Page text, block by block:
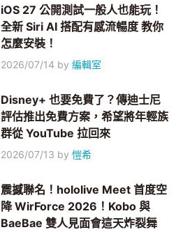
iOS 27 公開測試一般人也能玩！
全新 Siri AI 搭配有感流暢度 教你
怎麼安裝！
2026/07/14 by編輯室
Disney+ 也要免費了？傳迪士尼
評估推出免費方案，希望將年輕族
群從 YouTube 拉回來
2026/07/13 by愷希
震撼聯名！hololive Meet 首度空
降 WirForce 2026！Kobo 與
BaeBae 雙人見面會這天炸裂舞